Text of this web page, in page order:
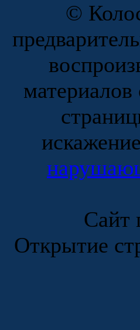
©
Сайт
Открытие